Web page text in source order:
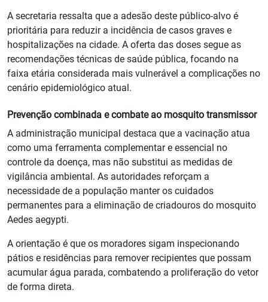
A secretaria ressalta que a adesão deste público-alvo é
prioritária para reduzir a incidência de casos graves e
hospitalizações na cidade. A oferta das doses segue as
recomendações técnicas de saúde pública, focando na
faixa etária considerada mais vulnerável a complicações no
cenário epidemiológico atual.
Prevenção combinada e combate ao mosquito transmissor
A administração municipal destaca que a vacinação atua
como uma ferramenta complementar e essencial no
controle da doença, mas não substitui as medidas de
vigilância ambiental. As autoridades reforçam a
necessidade de a população manter os cuidados
permanentes para a eliminação de criadouros do mosquito
Aedes aegypti.
A orientação é que os moradores sigam inspecionando
pátios e residências para remover recipientes que possam
acumular água parada, combatendo a proliferação do vetor
de forma direta.